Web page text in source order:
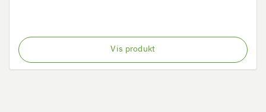
Vis produkt